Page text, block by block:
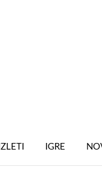
IZLETI IGRE